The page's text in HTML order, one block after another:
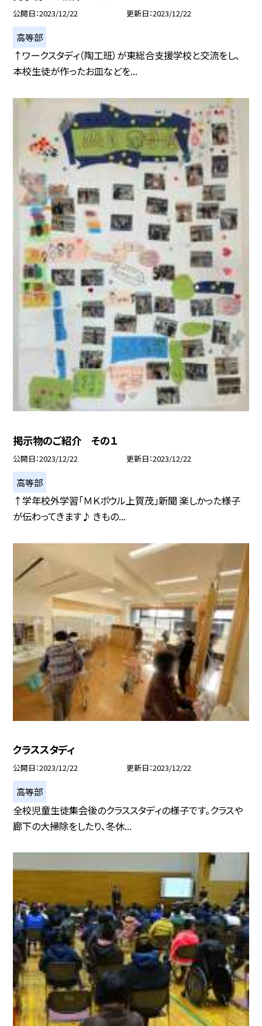
公開日 2023/12/22 更新日 2023/12/22
高等部
↑ワークスタディ（陶工班）が東総合支援学校と交流をし、
本校生徒が作ったお皿などを...
掲示物のご紹介 その１
公開日 2023/12/22 更新日 2023/12/22
高等部
↑学年校外学習「ＭＫボウル上賀茂」新聞 楽しかった様子
が伝わってきます♪ きもの...
クラススタディ
公開日 2023/12/22 更新日 2023/12/22
高等部
全校児童生徒集会後のクラススタディの様子です。クラスや
廊下の大掃除をしたり、冬休...